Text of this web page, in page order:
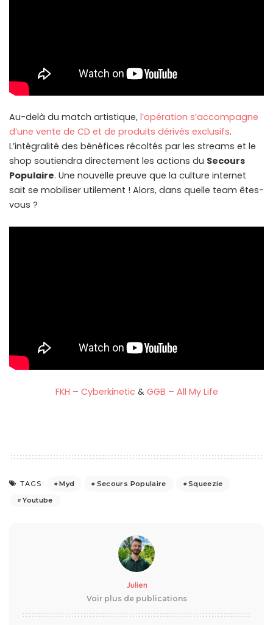
Au-delà du match artistique, l’opération s’accompagne
d’une vente de CD et de produits dérivés exclusifs.
L’intégralité des bénéfices récoltés par les streams et le
shop soutiendra directement les actions du Secours
Populaire. Une nouvelle preuve que la culture internet
sait se mobiliser utilement ! Alors, dans quelle team êtes-
vous ?
FKH – Cyberkinetic & GGB – All My Life
TAGS: Myd Secours Populaire
Squeezie
Youtube
Julien
Voir plus de publications